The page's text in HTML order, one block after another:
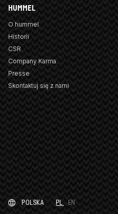
HUMMEL
O hummel
Historii
CSR
Company Karma
Presse
Skontaktuj się z nami
POLSKA PL EN